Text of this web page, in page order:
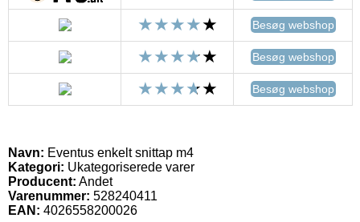
Besøg webshop
Besøg webshop
Besøg webshop
Navn: Eventus enkelt snittap m4
Kategori: Ukategoriserede varer
Producent: Andet
Varenummer: 528240411
EAN: 4026558200026